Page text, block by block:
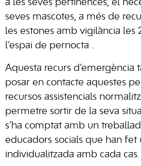
a les seves pertinences, el
seves mascotes, a més de
les estones amb vigilància les
l’espai de pernocta .
Aquesta recurs d’emergència
posar en contacte aquestes
recursos assistencials
permetre sortir de la seva
s’ha comptat amb un
educadors socials que han fet
individualitzada amb cada cas.